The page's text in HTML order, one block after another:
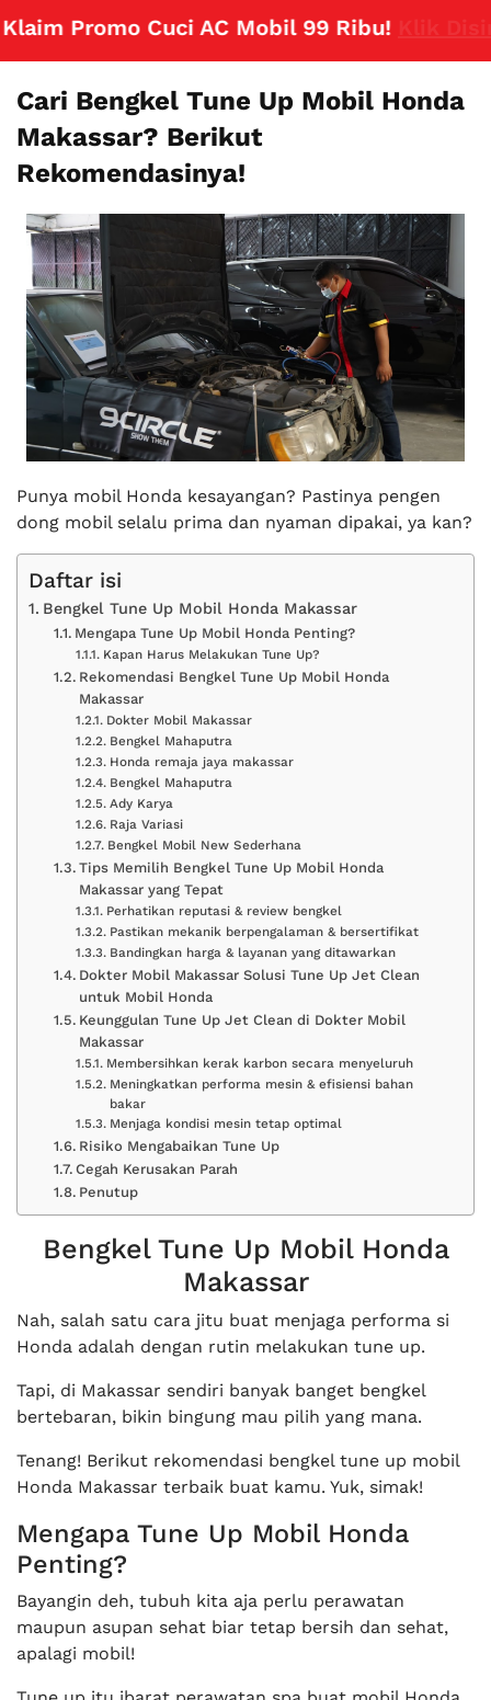
Promo Cuci AC Mobil 99 Ribu!Klik Disini
Cari Bengkel Tune Up Mobil Honda
Makassar? Berikut
Rekomendasinya!
Punya mobil Honda kesayangan? Pastinya pengen
dong mobil selalu prima dan nyaman dipakai, ya kan?
Daftar isi
Bengkel Tune Up Mobil Honda Makassar
Mengapa Tune Up Mobil Honda Penting?
Kapan Harus Melakukan Tune Up?
Rekomendasi Bengkel Tune Up Mobil Honda
Makassar
Dokter Mobil Makassar
Bengkel Mahaputra
Honda remaja jaya makassar
Bengkel Mahaputra
Ady Karya
Raja Variasi
Bengkel Mobil New Sederhana
Tips Memilih Bengkel Tune Up Mobil Honda
Makassar yang Tepat
Perhatikan reputasi & review bengkel
Pastikan mekanik berpengalaman & bersertifikat
Bandingkan harga & layanan yang ditawarkan
Dokter Mobil Makassar Solusi Tune Up Jet Clean
untuk Mobil Honda
Keunggulan Tune Up Jet Clean di Dokter Mobil
Makassar
Membersihkan kerak karbon secara menyeluruh
Meningkatkan performa mesin & efisiensi bahan
bakar
Menjaga kondisi mesin tetap optimal
Risiko Mengabaikan Tune Up
Cegah Kerusakan Parah
Penutup
Bengkel Tune Up Mobil Honda
Makassar
Nah, salah satu cara jitu buat menjaga performa si
Honda adalah dengan rutin melakukan tune up.
Tapi, di Makassar sendiri banyak banget bengkel
bertebaran, bikin bingung mau pilih yang mana.
Tenang! Berikut rekomendasi bengkel tune up mobil
Honda Makassar terbaik buat kamu. Yuk, simak!
Mengapa Tune Up Mobil Honda
Penting?
Bayangin deh, tubuh kita aja perlu perawatan
maupun asupan sehat biar tetap bersih dan sehat,
apalagi mobil!